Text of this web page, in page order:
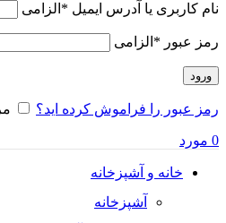
نام کاربری یا آدرس ایمیل * الزامی
رمز عبور * الزامی
ورود
رمز عبور را فراموش کرده اید؟
0 مورد
خانه و آشپزخانه
آشپزخانه